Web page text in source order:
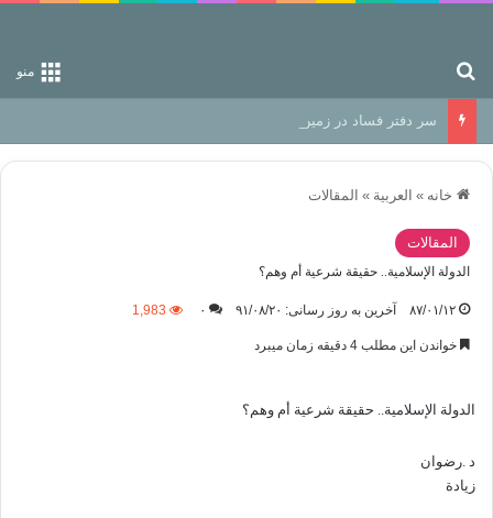
منو
سر دفتر فساد در زمین‌، دوری وکناره‌گیری از راه خداست‌!
خانه » العربیة » المقالات
المقالات
الدولة الإسلامية.. حقيقة شرعية أم وهم؟
۸۷/۰۱/۱۲ آخرین به روز رسانی: ۹۱/۰۸/۲۰ ۰ 1,983
خواندن این مطلب 4 دقیقه زمان میبرد
الدولة الإسلامية.. حقيقة شرعية أم وهم؟
د .رضوان
زيادة